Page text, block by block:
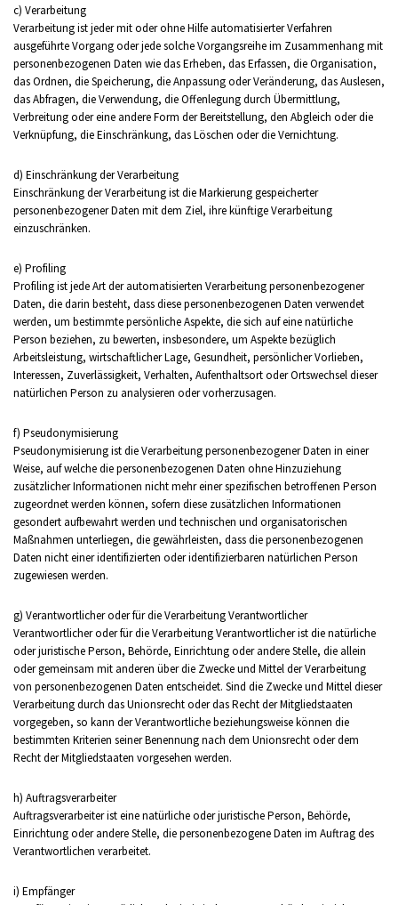
c) Verarbeitung
Verarbeitung ist jeder mit oder ohne Hilfe automatisierter Verfahren
ausgeführte Vorgang oder jede solche Vorgangsreihe im Zusammenhang mit
personenbezogenen Daten wie das Erheben, das Erfassen, die Organisation,
das Ordnen, die Speicherung, die Anpassung oder Veränderung, das Auslesen,
das Abfragen, die Verwendung, die Offenlegung durch Übermittlung,
Verbreitung oder eine andere Form der Bereitstellung, den Abgleich oder die
Verknüpfung, die Einschränkung, das Löschen oder die Vernichtung.
d) Einschränkung der Verarbeitung
Einschränkung der Verarbeitung ist die Markierung gespeicherter
personenbezogener Daten mit dem Ziel, ihre künftige Verarbeitung
einzuschränken.
e) Profiling
Profiling ist jede Art der automatisierten Verarbeitung personenbezogener
Daten, die darin besteht, dass diese personenbezogenen Daten verwendet
werden, um bestimmte persönliche Aspekte, die sich auf eine natürliche
Person beziehen, zu bewerten, insbesondere, um Aspekte bezüglich
Arbeitsleistung, wirtschaftlicher Lage, Gesundheit, persönlicher Vorlieben,
Interessen, Zuverlässigkeit, Verhalten, Aufenthaltsort oder Ortswechsel dieser
natürlichen Person zu analysieren oder vorherzusagen.
f) Pseudonymisierung
Pseudonymisierung ist die Verarbeitung personenbezogener Daten in einer
Weise, auf welche die personenbezogenen Daten ohne Hinzuziehung
zusätzlicher Informationen nicht mehr einer spezifischen betroffenen Person
zugeordnet werden können, sofern diese zusätzlichen Informationen
gesondert aufbewahrt werden und technischen und organisatorischen
Maßnahmen unterliegen, die gewährleisten, dass die personenbezogenen
Daten nicht einer identifizierten oder identifizierbaren natürlichen Person
zugewiesen werden.
g) Verantwortlicher oder für die Verarbeitung Verantwortlicher
Verantwortlicher oder für die Verarbeitung Verantwortlicher ist die natürliche
oder juristische Person, Behörde, Einrichtung oder andere Stelle, die allein
oder gemeinsam mit anderen über die Zwecke und Mittel der Verarbeitung
von personenbezogenen Daten entscheidet. Sind die Zwecke und Mittel dieser
Verarbeitung durch das Unionsrecht oder das Recht der Mitgliedstaaten
vorgegeben, so kann der Verantwortliche beziehungsweise können die
bestimmten Kriterien seiner Benennung nach dem Unionsrecht oder dem
Recht der Mitgliedstaaten vorgesehen werden.
h) Auftragsverarbeiter
Auftragsverarbeiter ist eine natürliche oder juristische Person, Behörde,
Einrichtung oder andere Stelle, die personenbezogene Daten im Auftrag des
Verantwortlichen verarbeitet.
i) Empfänger